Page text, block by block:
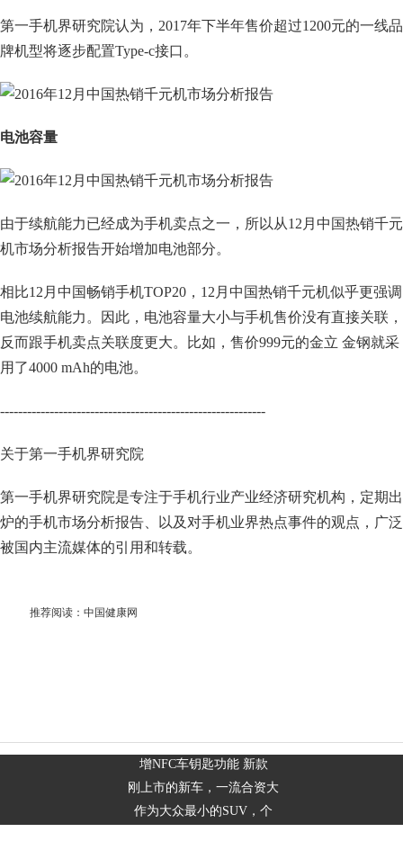
第一手机界研究院认为，2017年下半年售价超过1200元的一线品
牌机型将逐步配置Type-c接口。
电池容量
由于续航能力已经成为手机卖点之一，所以从12月中国热销千元
机市场分析报告开始增加电池部分。
相比12月中国畅销手机TOP20，12月中国热销千元机似乎更强调
电池续航能力。因此，电池容量大小与手机售价没有直接关联，
反而跟手机卖点关联度更大。比如，售价999元的金立 金钢就采
用了4000 mAh的电池。
-----------------------------------------------------------
关于第一手机界研究院
第一手机界研究院是专注于手机行业产业经济研究机构，定期出
炉的手机市场分析报告、以及对手机业界热点事件的观点，广泛
被国内主流媒体的引用和转载。
推荐阅读： 中国健康网
增NFC车钥匙功能 新款
刚上市的新车，一流合资大
作为大众最小的SUV，个